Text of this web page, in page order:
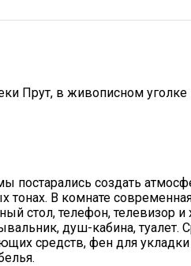
Прут, в живописном
постарались создать
В комнате
стол, телефон, телевизор и
душ-кабина, туалет.
средств, фен для